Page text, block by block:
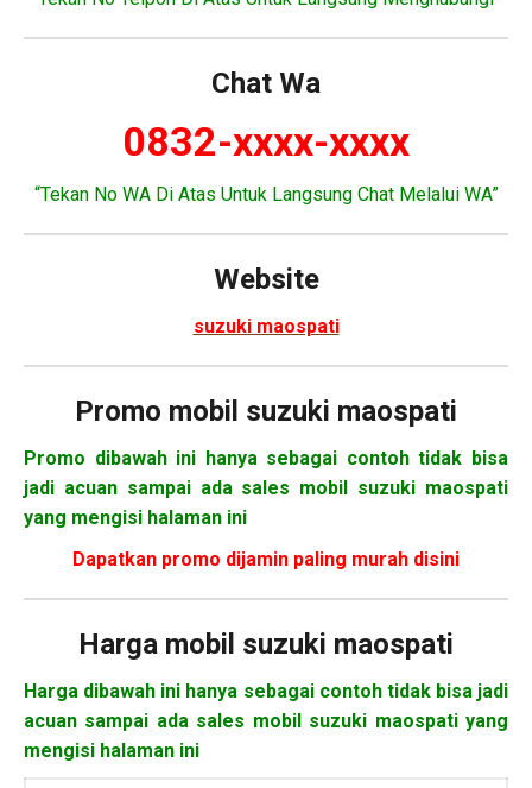
Chat Wa
0832-xxxx-xxxx
“Tekan No WA Di Atas Untuk Langsung Chat Melalui WA”
Website
suzuki maospati
Promo mobil suzuki maospati
Promo dibawah ini hanya sebagai contoh tidak bisa
jadi acuan sampai ada sales mobil suzuki maospati
yang mengisi halaman ini
Dapatkan promo dijamin paling murah disini
Harga mobil suzuki maospati
Harga dibawah ini hanya sebagai contoh tidak bisa jadi
acuan sampai ada sales mobil suzuki maospati yang
mengisi halaman ini